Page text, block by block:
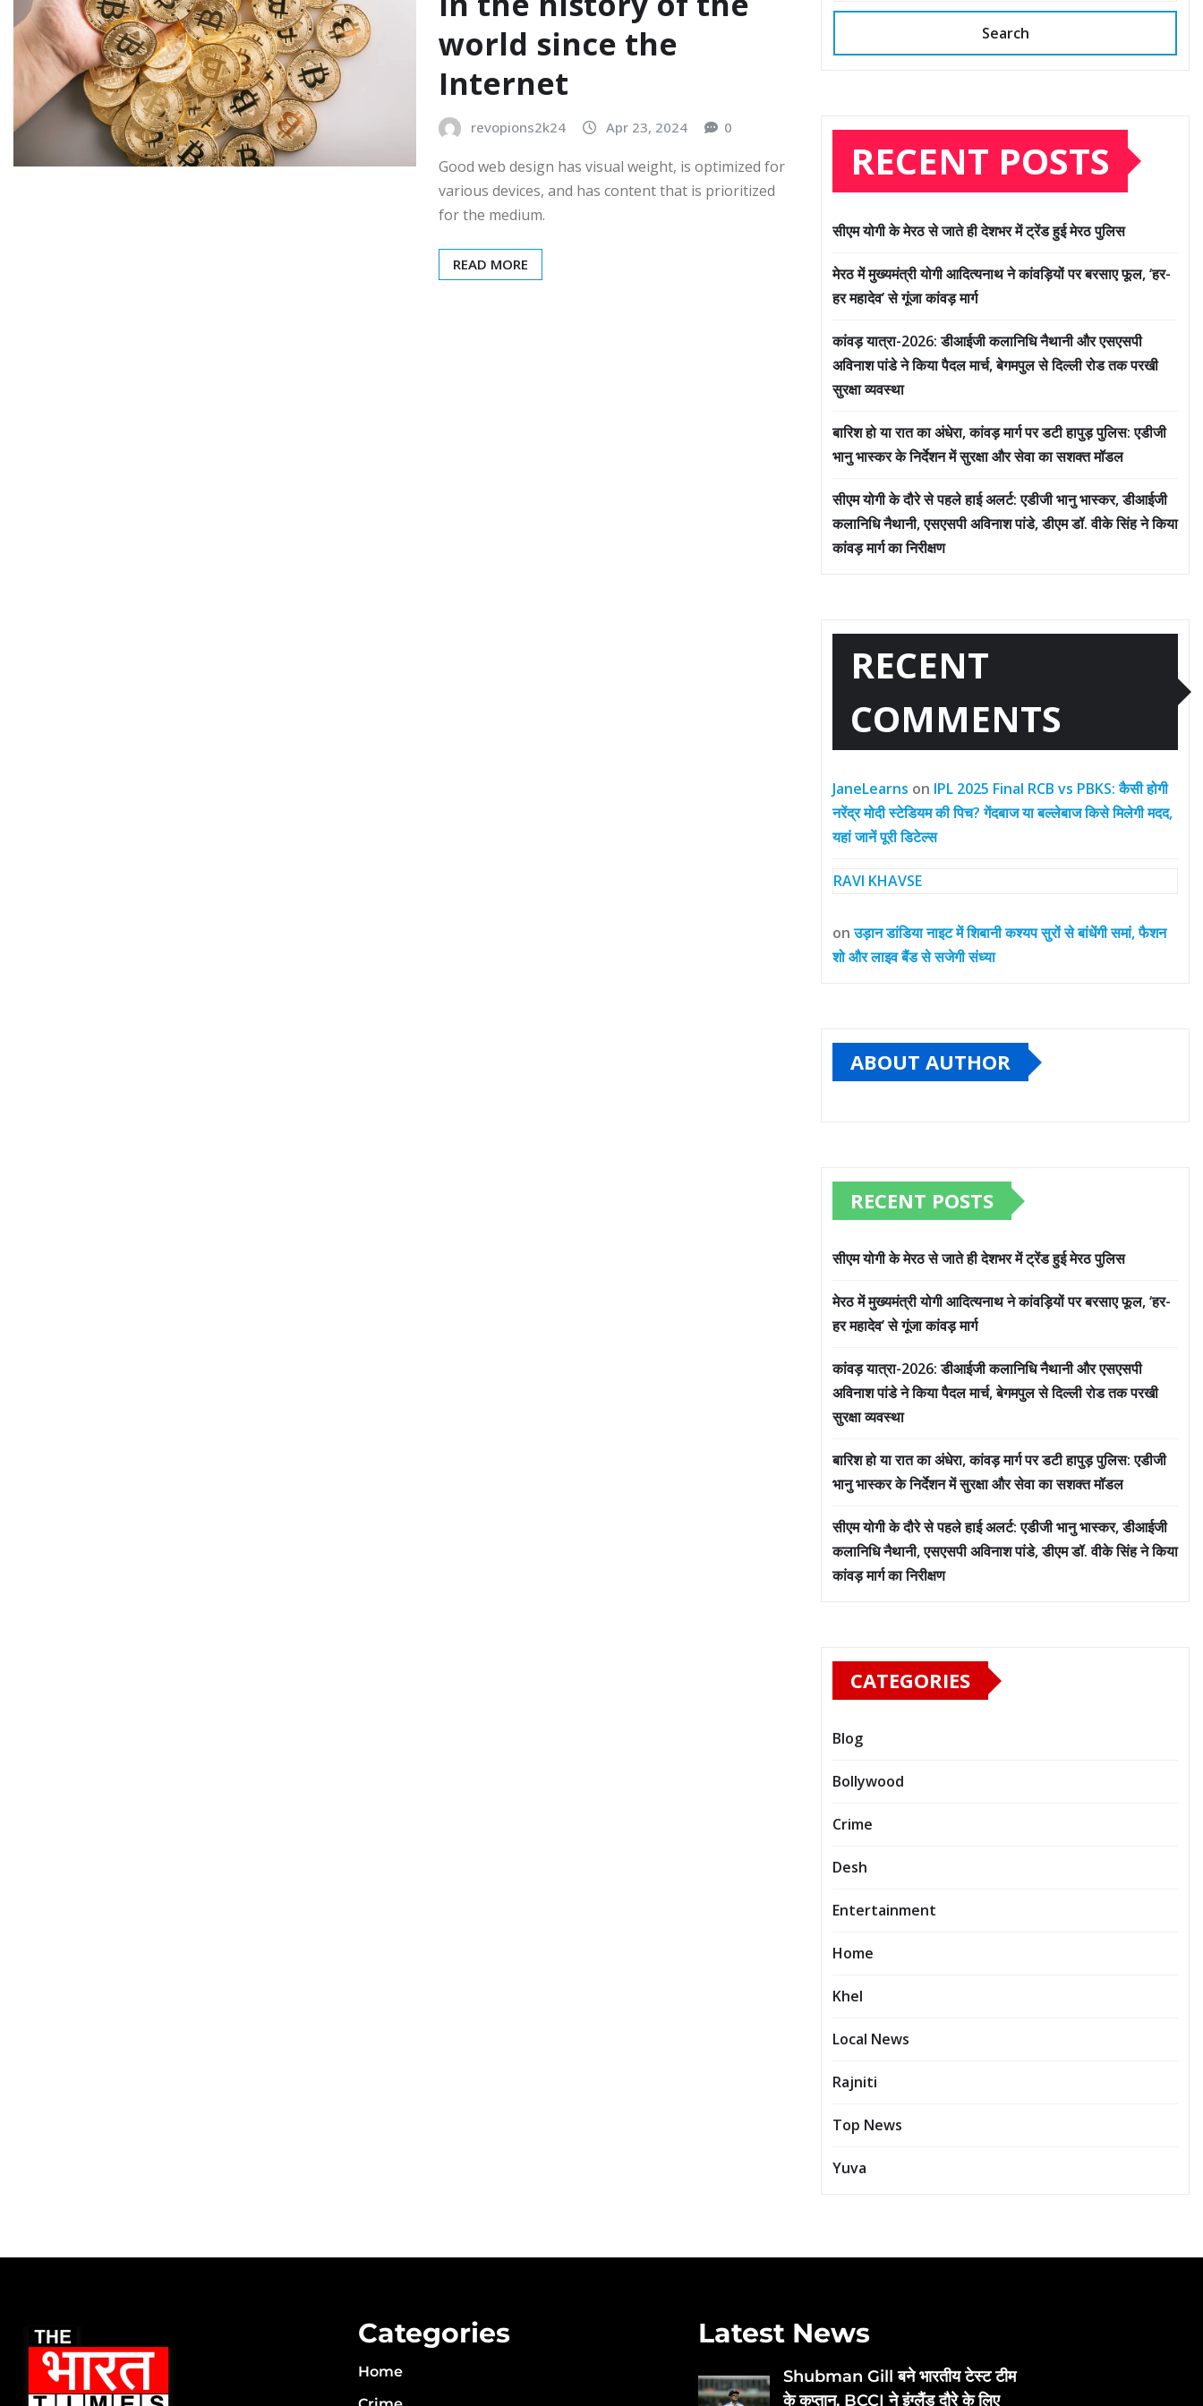
world since the
Internet
revopions2k24 Apr 23, 2024 0
Good web design has visual weight, is optimized for
various devices, and has content that is prioritized
for the medium.
READ MORE
Search
RECENT POSTS
सीएम योगी के मेरठ से जाते ही देशभर में ट्रेंड हुई मेरठ पुलिस
मेरठ में मुख्यमंत्री योगी आदित्यनाथ ने कांवड़ियों पर बरसाए फूल, ‘हर-
हर महादेव’ से गूंजा कांवड़ मार्ग
कांवड़ यात्रा-2026: डीआईजी कलानिधि नैथानी और एसएसपी
अविनाश पांडे ने किया पैदल मार्च, बेगमपुल से दिल्ली रोड तक परखी
सुरक्षा व्यवस्था
बारिश हो या रात का अंधेरा, कांवड़ मार्ग पर डटी हापुड़ पुलिस: एडीजी
भानु भास्कर के निर्देशन में सुरक्षा और सेवा का सशक्त मॉडल
सीएम योगी के दौरे से पहले हाई अलर्ट: एडीजी भानु भास्कर, डीआईजी
कलानिधि नैथानी, एसएसपी अविनाश पांडे, डीएम डॉ. वीके सिंह ने किया
कांवड़ मार्ग का निरीक्षण
RECENT
COMMENTS
JaneLearns on IPL 2025 Final RCB vs PBKS: कैसी होगी
नरेंद्र मोदी स्टेडियम की पिच? गेंदबाज या बल्लेबाज किसे मिलेगी मदद,
यहां जानें पूरी डिटेल्स
RAVI KHAVSE
onउड़ान डांडिया नाइट में शिबानी कश्यप सुरों से बांधेंगी समां, फैशन
शो और लाइव बैंड से सजेगी संध्या
ABOUT AUTHOR
RECENT POSTS
सीएम योगी के मेरठ से जाते ही देशभर में ट्रेंड हुई मेरठ पुलिस
मेरठ में मुख्यमंत्री योगी आदित्यनाथ ने कांवड़ियों पर बरसाए फूल, ‘हर-
हर महादेव’ से गूंजा कांवड़ मार्ग
कांवड़ यात्रा-2026: डीआईजी कलानिधि नैथानी और एसएसपी
अविनाश पांडे ने किया पैदल मार्च, बेगमपुल से दिल्ली रोड तक परखी
सुरक्षा व्यवस्था
बारिश हो या रात का अंधेरा, कांवड़ मार्ग पर डटी हापुड़ पुलिस: एडीजी
भानु भास्कर के निर्देशन में सुरक्षा और सेवा का सशक्त मॉडल
सीएम योगी के दौरे से पहले हाई अलर्ट: एडीजी भानु भास्कर, डीआईजी
कलानिधि नैथानी, एसएसपी अविनाश पांडे, डीएम डॉ. वीके सिंह ने किया
कांवड़ मार्ग का निरीक्षण
CATEGORIES
Blog
Bollywood
Crime
Desh
Entertainment
Home
Khel
Local News
Rajniti
Top News
Yuva
Categories
Home
Latest News
Shubman Gill बने भारतीय टेस्ट टीम
के कप्तान, BCCI ने इंग्लैंड दौरे के लिए